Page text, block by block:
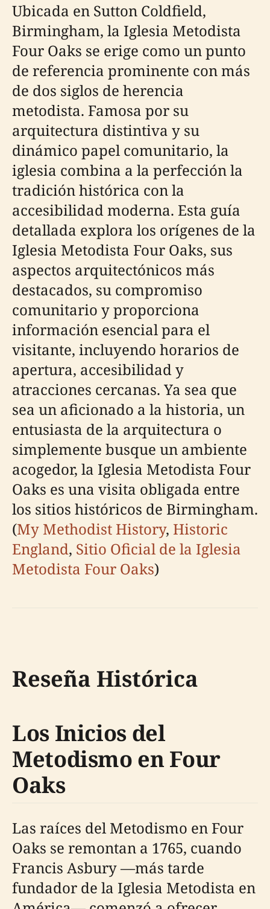
Ubicada en Sutton Coldfield,
Birmingham, la Iglesia Metodista
Four Oaks se erige como un punto
de referencia prominente con más
de dos siglos de herencia
metodista. Famosa por su
arquitectura distintiva y su
dinámico papel comunitario, la
iglesia combina a la perfección la
tradición histórica con la
accesibilidad moderna. Esta guía
detallada explora los orígenes de la
Iglesia Metodista Four Oaks, sus
aspectos arquitectónicos más
destacados, su compromiso
comunitario y proporciona
información esencial para el
visitante, incluyendo horarios de
apertura, accesibilidad y
atracciones cercanas. Ya sea que
sea un aficionado a la historia, un
entusiasta de la arquitectura o
simplemente busque un ambiente
acogedor, la Iglesia Metodista Four
Oaks es una visita obligada entre
los sitios históricos de Birmingham.
(My Methodist History, Historic
England, Sitio Oficial de la Iglesia
Metodista Four Oaks)
Reseña Histórica
Los Inicios del
Metodismo en Four
Oaks
Las raíces del Metodismo en Four
Oaks se remontan a 1765, cuando
Francis Asbury —más tarde
fundador de la Iglesia Metodista en